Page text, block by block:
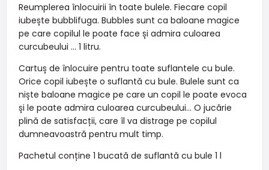
Reumplerea înlocuirii în toate bulele. Fiecare copil
iubește bubblifuga. Bubbles sunt ca baloane magice
pe care copilul le poate face și admira culoarea
curcubeului ... 1 litru.
Cartuș de înlocuire pentru toate suflantele cu bule.
Orice copil iubește o suflantă cu bule. Bulele sunt ca
niște baloane magice pe care un copil le poate evoca
și le poate admira culoarea curcubeului... O jucărie
plină de satisfacții, care îl va distrage pe copilul
dumneavoastră pentru mult timp.
Pachetul conține 1 bucată de suflantă cu bule 1 l